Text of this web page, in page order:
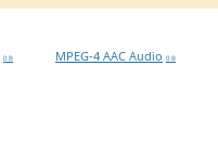
0 B MPEG-4 AAC Audio 0 B